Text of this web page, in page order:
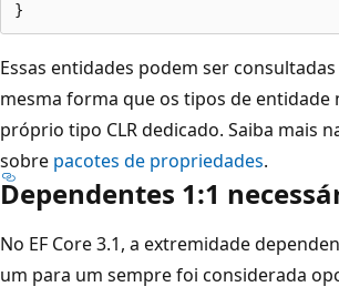
Essas entidades podem ser
mesma forma que os tipos de entidade
próprio tipo CLR dedicado. Saiba mais
sobre pacotes de propriedades.
Dependentes 1:1
No EF Core 3.1, a extremidade
um para um sempre foi considerada